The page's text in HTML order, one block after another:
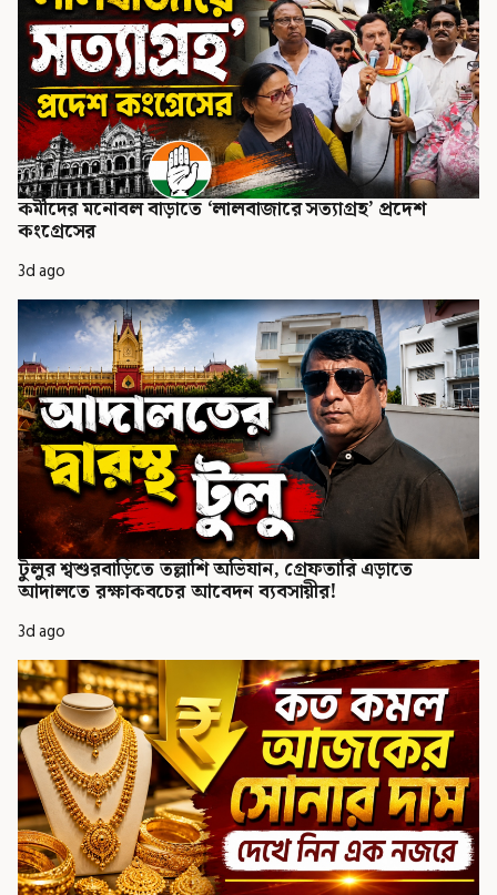
কর্মীদের মনোবল বাড়াতে ‘লালবাজারে সত্যাগ্রহ’ প্রদেশ
কংগ্রেসের
3d ago
টুলুর শ্বশুরবাড়িতে তল্লাশি অভিযান, গ্রেফতারি এড়াতে
আদালতে রক্ষাকবচের আবেদন ব্যবসায়ীর!
3d ago